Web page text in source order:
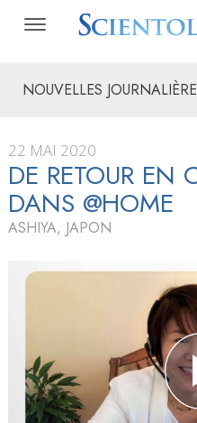
NOUVELLES
22 MAI 2020
DE RETOUR EN
DANS @HOME
ASHIYA, JAPON